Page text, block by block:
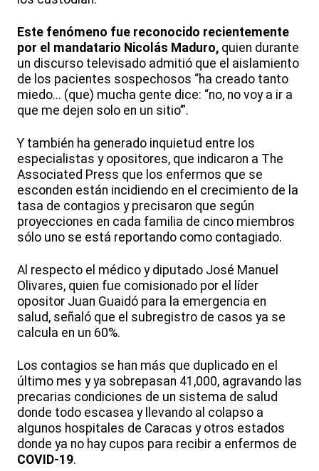
Este fenómeno fue reconocido recientemente
por el mandatario Nicolás Maduro, quien durante
un discurso televisado admitió que el aislamiento
de los pacientes sospechosos “ha creado tanto
miedo... (que) mucha gente dice: “no, no voy a ir a
que me dejen solo en un sitio’”.
Y también ha generado inquietud entre los
especialistas y opositores, que indicaron a The
Associated Press que los enfermos que se
esconden están incidiendo en el crecimiento de la
tasa de contagios y precisaron que según
proyecciones en cada familia de cinco miembros
sólo uno se está reportando como contagiado.
Al respecto el médico y diputado José Manuel
Olivares, quien fue comisionado por el líder
opositor Juan Guaidó para la emergencia en
salud, señaló que el subregistro de casos ya se
calcula en un 60%.
Los contagios se han más que duplicado en el
último mes y ya sobrepasan 41,000, agravando las
precarias condiciones de un sistema de salud
donde todo escasea y llevando al colapso a
algunos hospitales de Caracas y otros estados
donde ya no hay cupos para recibir a enfermos de
COVID-19.